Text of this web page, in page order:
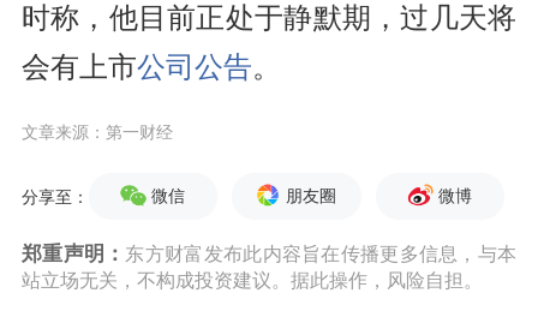
时称，他目前正处于静默期，过几天将
会有上市公司公告。
文章来源：第一财经
分享至： 微信 朋友圈 微博
郑重声明： 东方财富发布此内容旨在传播更多信息，与本
站立场无关，不构成投资建议。据此操作，风险自担。